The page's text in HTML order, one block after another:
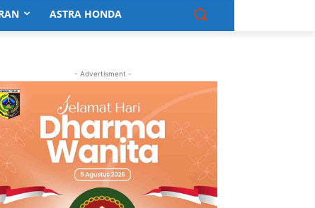
ASTRA HONDA
- Advertisment -